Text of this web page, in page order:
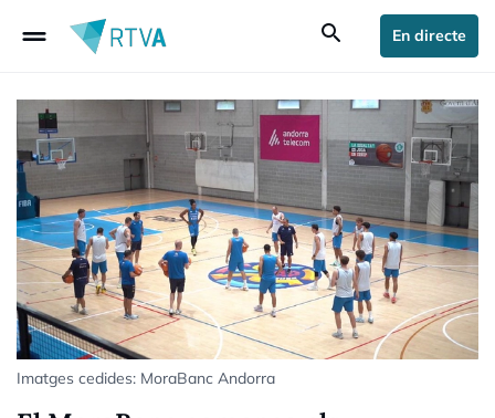
drag_handle search En directe
Imatges cedides: MoraBanc Andorra